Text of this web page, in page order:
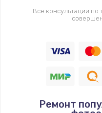
Все консультации
Ремонт